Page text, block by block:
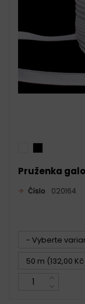
Pruženka
Číslo 020164
- Vyberte
50 m (132,00